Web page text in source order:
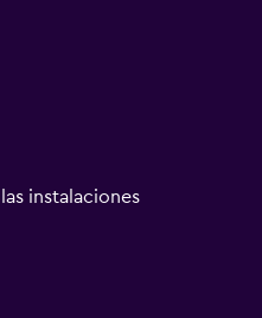
instalaciones